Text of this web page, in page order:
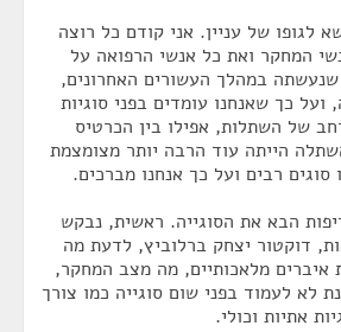
לגופו של עניין. אני קודם כל רוצה
המחקר ואת כל אנשי הרפואה על
במהלך העשורים האחרונים,
כך שאנחנו עומדים בפני סוגיות
של השתלות, אפילו בין הכרטיס
הייתה עוד הרבה יותר מצומצמת
סוגים רבים ועל כך אנחנו מברכים.
הבא את הסוגייה. ראשית, נבקש
דוקטור יצחק ברלוביץ, לדעת מה
מלאכותיים, מה מצב המחקר,
לא לעמוד בפני שום סוגייה כמו צורך
אתיות וכולי.